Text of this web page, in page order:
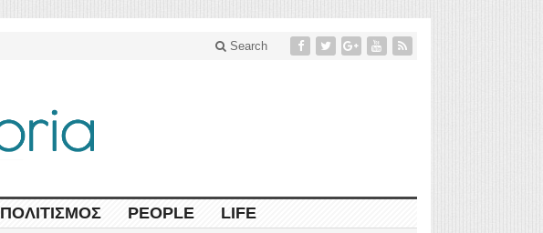
Search
ΠΟΛΙΤΙΣΜΌΣ PEOPLE LIFE